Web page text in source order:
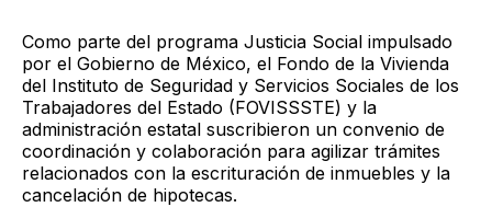
Como parte del programa Justicia Social impulsado
por el Gobierno de México, el Fondo de la Vivienda
del Instituto de Seguridad y Servicios Sociales de los
Trabajadores del Estado (FOVISSSTE) y la
administración estatal suscribieron un convenio de
coordinación y colaboración para agilizar trámites
relacionados con la escrituración de inmuebles y la
cancelación de hipotecas.